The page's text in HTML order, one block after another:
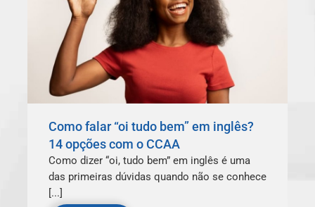
Como falar “oi tudo bem” em inglês?
14 opções com o CCAA
Como dizer “oi, tudo bem” em inglês é uma
das primeiras dúvidas quando não se conhece
[...]